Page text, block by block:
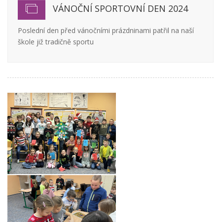
VÁNOČNÍ SPORTOVNÍ DEN 2024
Poslední den před vánočními prázdninami patřil na naší
škole již tradičně sportu